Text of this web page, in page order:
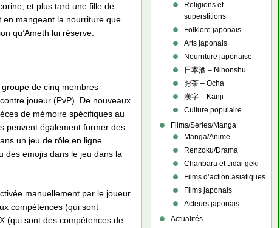
et plus tard une fille de
en mangeant la nourriture que
qu’Ameth lui réserve.
de cinq membres
joueur (PvP). De nouveaux
de mémoire spécifiques au
peuvent également former des
un jeu de rôle en ligne
des emojis dans le jeu dans la
manuellement par le joueur
compétences (qui sont
(qui sont des compétences de
Religions et
superstitions
Folklore japonais
Arts japonais
Nourriture japonaise
日本酒 – Nihonshu
お茶 – Ocha
漢字 – Kanji
Culture populaire
Films/Séries/Manga
Manga/Anime
Renzoku/Drama
Chanbara et Jidai geki
Films d’action asiatiques
Films japonais
Acteurs japonais
Actualités